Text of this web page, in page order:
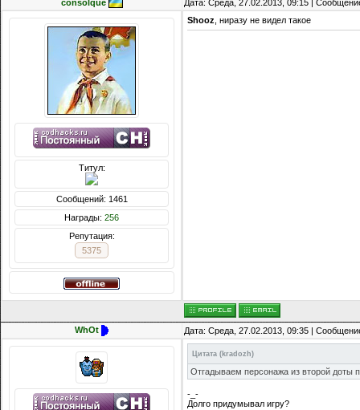
consolque Дата: Среда, 27.02.2013, 09:15 |
Титул:
Сообщений: 1461
Награды: 256
Репутация:
5375
Shooz , ниразу не видел такое
WhOt Дата: Среда, 27.02.2013, 09:35 |
Цитата ( kradozh)
Отгадываем персонажа из второй доты
-_-
Долго придумывал игру?